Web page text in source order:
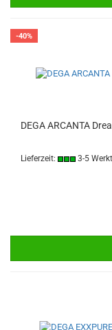
-40%
DEGA ARCANTA
Lieferzeit: 3-5